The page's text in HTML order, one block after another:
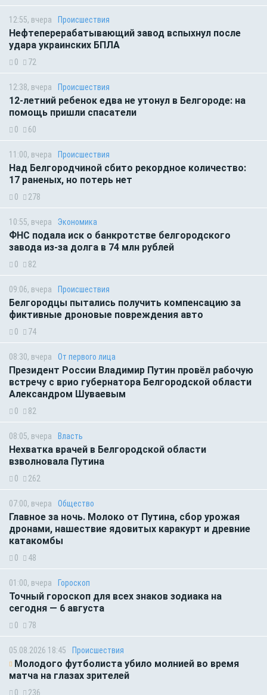
12:55, вчера Происшествия
Нефтеперерабатывающий завод вспыхнул после
удара украинских БПЛА
0 72
12:38, вчера Происшествия
12-летний ребенок едва не утонул в Белгороде: на
помощь пришли спасатели
0 60
11:00, вчера Происшествия
Над Белгородчиной сбито рекордное количество:
17 раненых, но потерь нет
0 278
10:55, вчера Экономика
ФНС подала иск о банкротстве белгородского
завода из-за долга в 74 млн рублей
0 82
09:06, вчера Происшествия
Белгородцы пытались получить компенсацию за
фиктивные дроновые повреждения авто
0 74
08:30, вчера От первого лица
Президент России Владимир Путин провёл рабочую
встречу с врио губернатора Белгородской области
Александром Шуваевым
0 82
08:05, вчера Власть
Нехватка врачей в Белгородской области
взволновала Путина
0 262
07:00, вчера Общество
Главное за ночь. Молоко от Путина, сбор урожая
дронами, нашествие ядовитых каракурт и древние
катакомбы
0 48
01:00, вчера Гороскоп
Точный гороскоп для всех знаков зодиака на
сегодня — 6 августа
0 78
05.08.2026 18:45 Происшествия
Молодого футболиста убило молнией во время
матча на глазах зрителей
0 236